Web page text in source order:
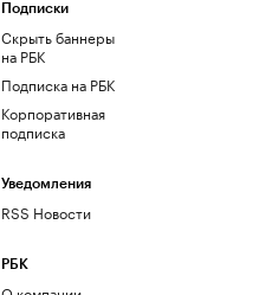
Подписки
Скрыть баннеры
на РБК
Подписка на РБК
Корпоративная
подписка
Уведомления
RSS Новости
РБК